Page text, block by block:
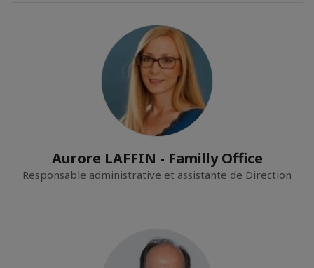
Aurore LAFFIN - Familly Office
Responsable administrative et assistante de Direction